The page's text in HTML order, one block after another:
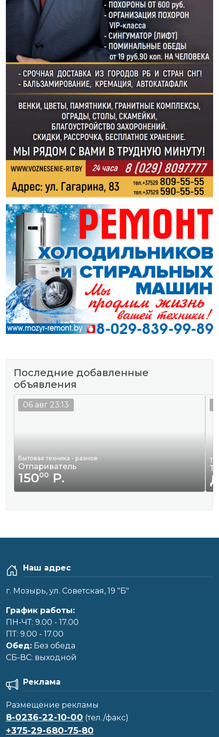
Последние добавленные
объявления
Бытовая техника - разное
Отпариватель
15000 Р.
06 авг 23:13
Наш адрес
г. Мозырь, ул. Советская, 19 "Б"
График работы:
ПН-ЧТ: 9.00 - 17.00
ПТ: 9.00 - 17.00
Обед: Без обеда
CБ-ВС: выходной
Реклама
Размещение рекламы
8-0236-22-10-00 (тел./факс)
+375-29-680-75-80